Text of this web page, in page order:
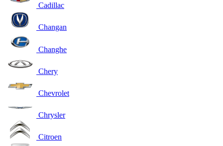
Cadillac
Changan
Changhe
Chery
Chevrolet
Chrysler
Citroen